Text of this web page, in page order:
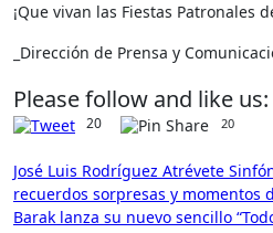
¡Que vivan las Fiestas Patronales
_Dirección de Prensa y
Please follow and like us:
20
20
Navegación
de
José Luis Rodríguez Atrévete
recuerdos sorpresas y momentos
Barak lanza su nuevo sencillo